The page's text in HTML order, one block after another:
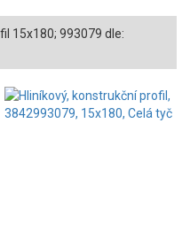
15x180; 993079 dle: